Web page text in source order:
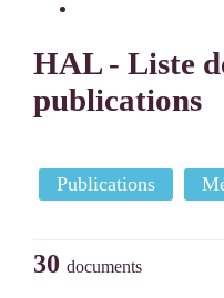
HAL - Liste
publications
Publications
30 documents